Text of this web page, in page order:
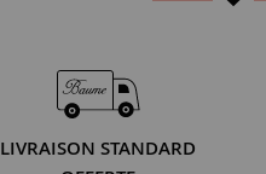
LIVRAISON STANDARD